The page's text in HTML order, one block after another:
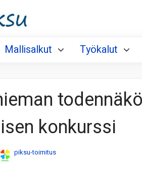
Mallisalkut Työkalut
konkurssi
piksu-toimitus